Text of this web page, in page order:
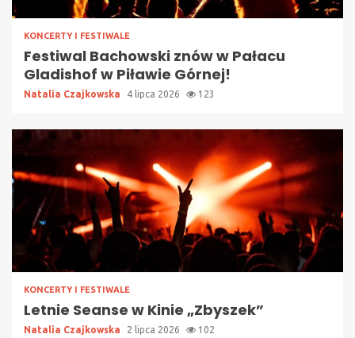
KONCERTY I FESTIWALE
Festiwal Bachowski znów w Pałacu
Gladishof w Piławie Górnej!
Natalia Czajkowska 4 lipca 2026 123
KONCERTY I FESTIWALE
Letnie Seanse w Kinie „Zbyszek”
Natalia Czajkowska 2 lipca 2026 102